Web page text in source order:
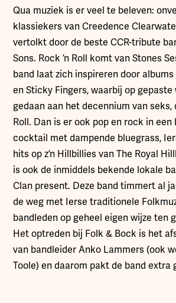
Qua muziek is er veel te beleven:
klassiekers van Creedence
vertolkt door de beste CCR-tribute
Sons. Rock ’n Roll komt van Stones
band laat zich inspireren door
en Sticky Fingers, waarbij op
gedaan aan het decennium van seks,
Roll. Dan is er ook pop en rock in een
cocktail met dampende bluegrass,
hits op z’n Hillbillies van The Royal
is ook de inmiddels bekende lokale
Clan present. Deze band timmert al
de weg met Ierse traditionele
bandleden op geheel eigen wijze ten
Het optreden bij Folk & Bock is het
van bandleider Anko Lammers (ook
Toole) en daarom pakt de band extra